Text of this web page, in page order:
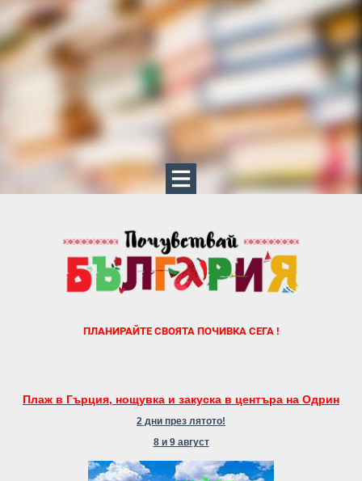
ПЛАНИРАЙТЕ СВОЯТА ПОЧИВКА СЕГА !
Плаж в Гърция, нощувка и закуска в центъра на Одрин
2 дни през лятото!
8 и 9 август